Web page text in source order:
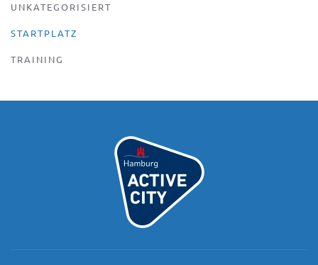
UNKATEGORISIERT
STARTPLATZ
TRAINING